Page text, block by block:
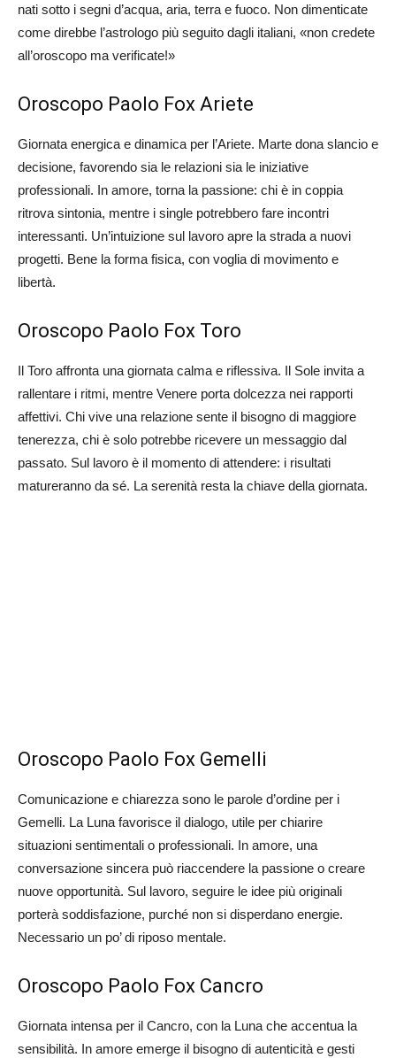
nati sotto i segni d’acqua, aria, terra e fuoco. Non dimenticate
come direbbe l’astrologo più seguito dagli italiani, «non credete
all’oroscopo ma verificate!»
Oroscopo Paolo Fox Ariete
Giornata energica e dinamica per l’Ariete. Marte dona slancio e
decisione, favorendo sia le relazioni sia le iniziative
professionali. In amore, torna la passione: chi è in coppia
ritrova sintonia, mentre i single potrebbero fare incontri
interessanti. Un’intuizione sul lavoro apre la strada a nuovi
progetti. Bene la forma fisica, con voglia di movimento e
libertà.
Oroscopo Paolo Fox Toro
Il Toro affronta una giornata calma e riflessiva. Il Sole invita a
rallentare i ritmi, mentre Venere porta dolcezza nei rapporti
affettivi. Chi vive una relazione sente il bisogno di maggiore
tenerezza, chi è solo potrebbe ricevere un messaggio dal
passato. Sul lavoro è il momento di attendere: i risultati
matureranno da sé. La serenità resta la chiave della giornata.
Oroscopo Paolo Fox Gemelli
Comunicazione e chiarezza sono le parole d’ordine per i
Gemelli. La Luna favorisce il dialogo, utile per chiarire
situazioni sentimentali o professionali. In amore, una
conversazione sincera può riaccendere la passione o creare
nuove opportunità. Sul lavoro, seguire le idee più originali
porterà soddisfazione, purché non si disperdano energie.
Necessario un po’ di riposo mentale.
Oroscopo Paolo Fox Cancro
Giornata intensa per il Cancro, con la Luna che accentua la
sensibilità. In amore emerge il bisogno di autenticità e gesti